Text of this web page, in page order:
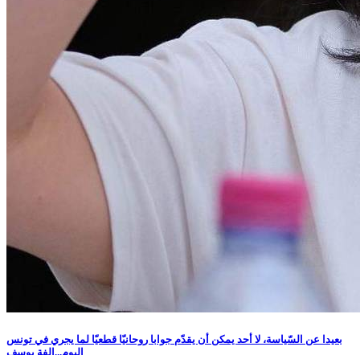
بعيدا عن السّياسة، لا أحد يمكن أن يقدّم جوابا روحانيّا قطعيّا لما يجري في تونس
اليوم...الفة يوسف